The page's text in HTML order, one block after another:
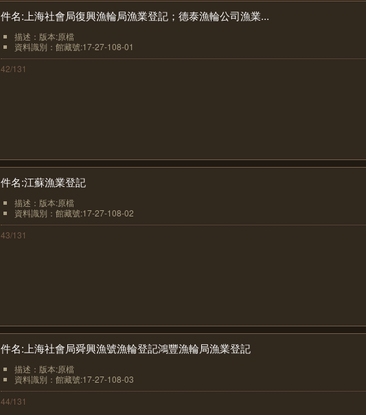
件名:上海社會局復興漁輪局漁業登記；德泰漁輪公司漁業...
描述：版本:原檔
資料識別：館藏號:17-27-108-01
42/131
件名:江蘇漁業登記
描述：版本:原檔
資料識別：館藏號:17-27-108-02
43/131
件名:上海社會局舜興漁號漁輪登記鴻豐漁輪局漁業登記
描述：版本:原檔
資料識別：館藏號:17-27-108-03
44/131